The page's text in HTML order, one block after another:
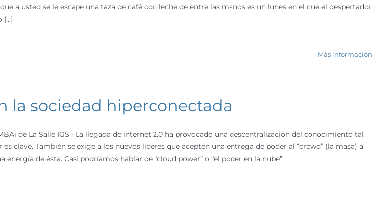
a usted se le escape una taza de café con leche de entre las manos es un lunes en el que el despertador
[...]
Más información
la sociedad hiperconectada
de La Salle IGS - La llegada de internet 2.0 ha provocado una descentralización del conocimiento tal
clave. También se exige a los nuevos líderes que acepten una entrega de poder al “crowd” (la masa) a
de ésta. Casi podríamos hablar de “cloud power” o “el poder en la nube”.